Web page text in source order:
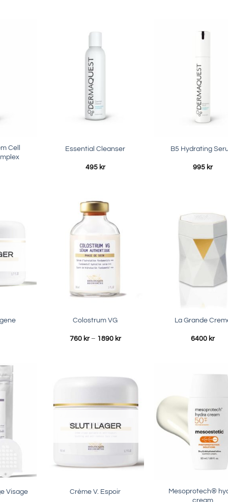
Cell
Essential Cleanser
495 kr
B5 Hydrating
995 kr
Colostrum VG
760 kr – 1890 krPrisintervall:
La Grande
6400 kr
Visage
SLUT I LAGER
Crème V. Espoir
Mesoprotech®
cream